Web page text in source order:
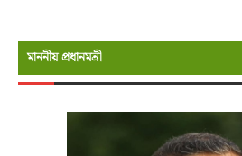
মাননীয় প্রধানমন্রী